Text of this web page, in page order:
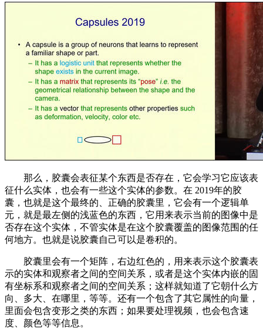
那么，胶囊会表征某个东西是否存在，它会学习它应该表
征什么实体，也会有一些这个实体的参数。在 2019年的胶
囊，也就是这个最终的、正确的胶囊里，它会有一个逻辑单
元，就是最左侧的浅蓝色的东西，它用来表示当前的图像中是
否存在这个实体，不管实体是在这个胶囊覆盖的图像范围的任
何地方。也就是说胶囊自己可以是卷积的。
胶囊里会有一个矩阵，右边红色的，用来表示这个胶囊表
示的实体和观察者之间的空间关系，或者是这个实体内嵌的固
有坐标系和观察者之间的空间关系；这样就知道了它朝什么方
向、多大、在哪里，等等。还有一个包含了其它属性的向量，
里面会包含变形之类的东西；如果要处理视频，也会包含速
度、颜色等等信息。